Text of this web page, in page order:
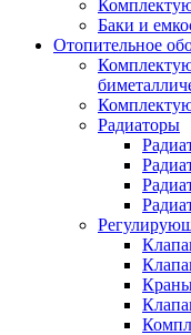
Баки и
Отопительное
Радиаторы